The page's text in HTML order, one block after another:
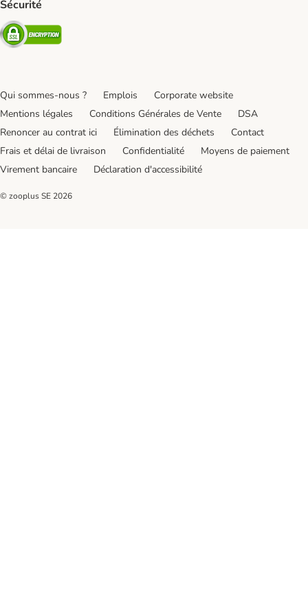
Sécurité
Security
Qui sommes-nous ? Emplois
Corporate website
Mentions légales
Conditions Générales de Vente
DSA
Renoncer au contrat ici
Élimination des déchets
Contact
Frais et délai de livraison
Confidentialité
Moyens de paiement
Virement bancaire
Déclaration d'accessibilité
© zooplus SE 2026